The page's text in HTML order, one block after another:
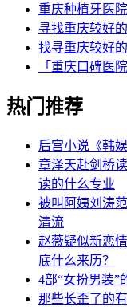
重庆种植牙医
寻找重庆较好
找寻重庆较好
「重庆口碑医
热门推荐
后宫小说《韩
章泽天赴剑桥
读的什么专业
被叫阿姨刘涛
清流
赵薇疑似新恋
底什么来历？
4部“女扮男装”
那些长歪了的